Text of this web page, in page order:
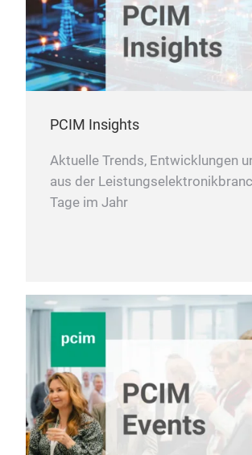
PCIM Insights
Aktuelle Trends, Entwicklungen
aus der
Tage im Jahr